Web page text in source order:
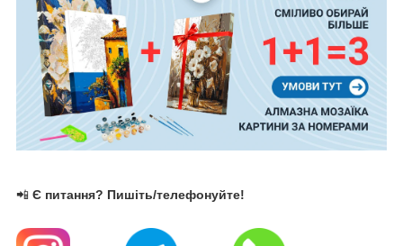
📲 Є питання? Пишіть/телефонуйте!